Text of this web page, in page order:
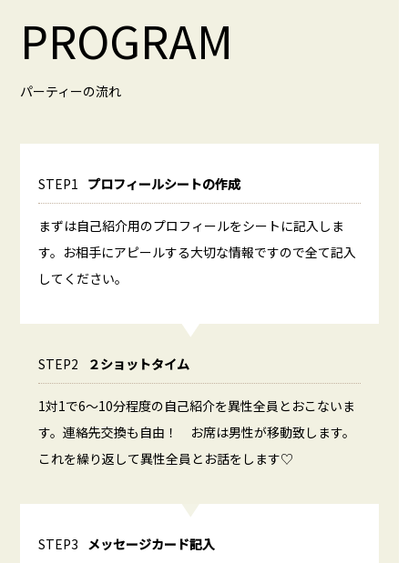
PROGRAM
パーティーの流れ
STEP1 プロフィールシートの作成
まずは自己紹介用のプロフィールをシートに記入しま
す。お相手にアピールする大切な情報ですので全て記入
してください。
STEP2 ２ショットタイム
1対1で6～10分程度の自己紹介を異性全員とおこないま
す。連絡先交換も自由！ お席は男性が移動致します。
これを繰り返して異性全員とお話をします♡
STEP3 メッセージカード記入